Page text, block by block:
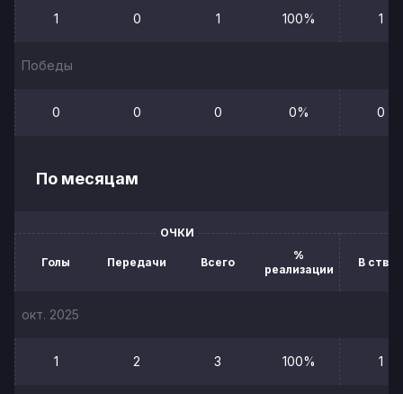
1 0 1 100% 1
Победы
0 0 0 0% 0
По месяцам
ОЧКИ
Голы Передачи Всего
%
реализации
В створ
окт. 2025
1 2 3 100% 1